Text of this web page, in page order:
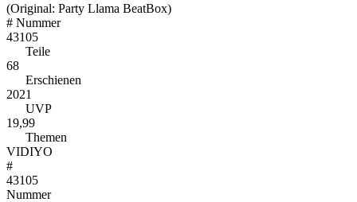
(Original: Party Llama BeatBox)
# Nummer
43105
Teile
68
Erschienen
2021
UVP
19,99
Themen
VIDIYO
#
43105
Nummer